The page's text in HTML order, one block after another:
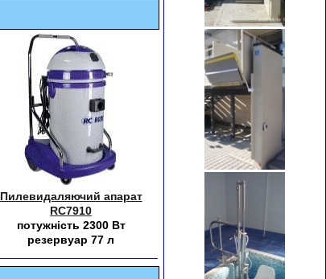
Пилевидаляючий апарат
RC7910
потужність 2300 Вт
резервуар 77 л